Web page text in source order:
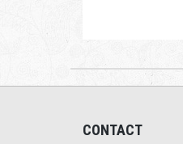
CONTACT